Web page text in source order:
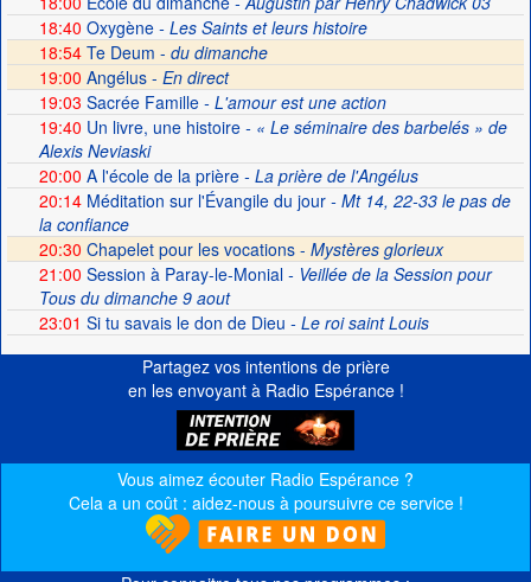
18:40 Oxygène- Les Saints et leurs histoire
18:54Te Deum - du dimanche
19:00 Angélus - En direct
19:03 Sacrée Famille- L'amour est une action
19:40 Un livre, une histoire- « Le séminaire des barbelés » de
Alexis Neviaski
20:00 A l'école de la prière- La prière de l'Angélus
20:14Méditation sur l'Évangile du jour- Mt 14, 22-33 le pas de
la confiance
20:30 Chapelet pour les vocations - Mystères glorieux
21:00 Session à Paray-le-Monial- Veillée de la Session pour
Tous du dimanche 9 aout
23:01 Si tu savais le don de Dieu - Le roi saint Louis
Partagez vos intentions de prière
en les envoyant à Radio Espérance !
Vous aimez écouter Radio Espérance ?
Cela a un coût : aidez-nous à poursuivre ce service !